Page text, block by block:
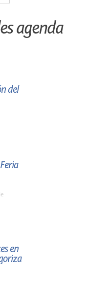
agenda
del
en